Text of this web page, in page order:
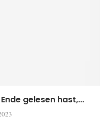
gelesen hast,...